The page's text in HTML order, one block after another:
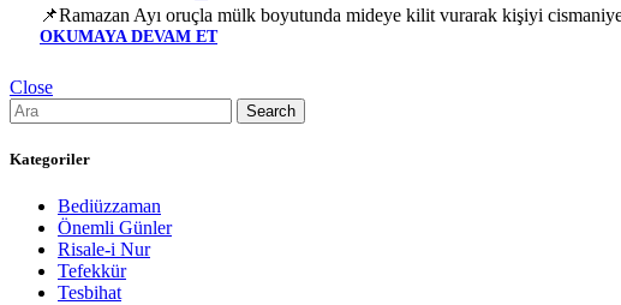
📌Ramazan Ayı oruçla mülk boyutunda mideye kilit vurarak kişiyi
OKUMAYA DEVAM ET
Close
Search
Kategoriler
Bediüzzaman
Önemli Günler
Risale-i Nur
Tefekkür
Tesbihat